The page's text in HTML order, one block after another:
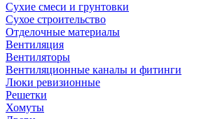
Сухие смеси и грунтовки
Сухое строительство
Отделочные материалы
Вентиляция
Вентиляторы
Вентиляционные каналы и фитинги
Люки ревизионные
Решетки
Хомуты